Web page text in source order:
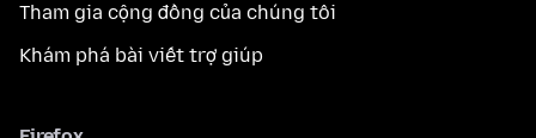
Tham gia cộng đồng của chúng tôi
Khám phá bài viết trợ giúp